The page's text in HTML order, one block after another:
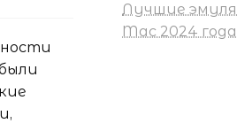
Лучшие
Mac 2024 года